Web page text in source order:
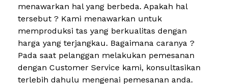
menawarkan hal yang berbeda. Apakah hal
tersebut ? Kami menawarkan untuk
memproduksi tas yang berkualitas dengan
harga yang terjangkau. Bagaimana caranya ?
Pada saat pelanggan melakukan pemesanan
dengan Customer Service kami, konsultasikan
terlebih dahulu mengenai pemesanan anda.